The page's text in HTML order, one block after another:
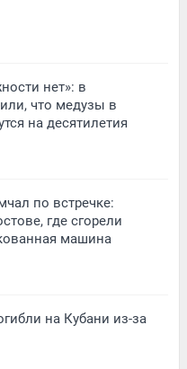
нет»: в
что медузы в
на десятилетия
по встречке:
где сгорели
машина
на Кубани из-за